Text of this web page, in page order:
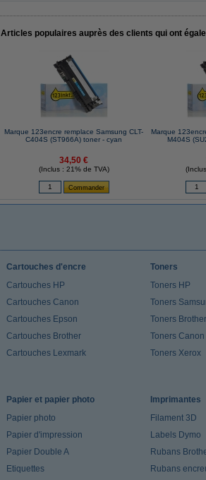
Articles populaires auprès des clients qui ont
Marque 123encre remplace Samsung CLT-
C404S (ST966A) toner - cyan
34,50 €
(Inclus : 21% de TVA)
Marque
M404S
Cartouches d'encre
Cartouches HP
Cartouches Canon
Cartouches Epson
Cartouches Brother
Cartouches Lexmark
Toners
Toners HP
Toners
Toners Brother
Toners Canon
Toners Xerox
Papier et papier photo
Papier photo
Papier d'impression
Papier Double A
Etiquettes
Imprimantes
Filament 3D
Labels Dymo
Rubans
Rubans